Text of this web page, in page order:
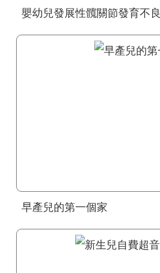
嬰幼兒發展性髖關節發育不良
早產兒的第一個家